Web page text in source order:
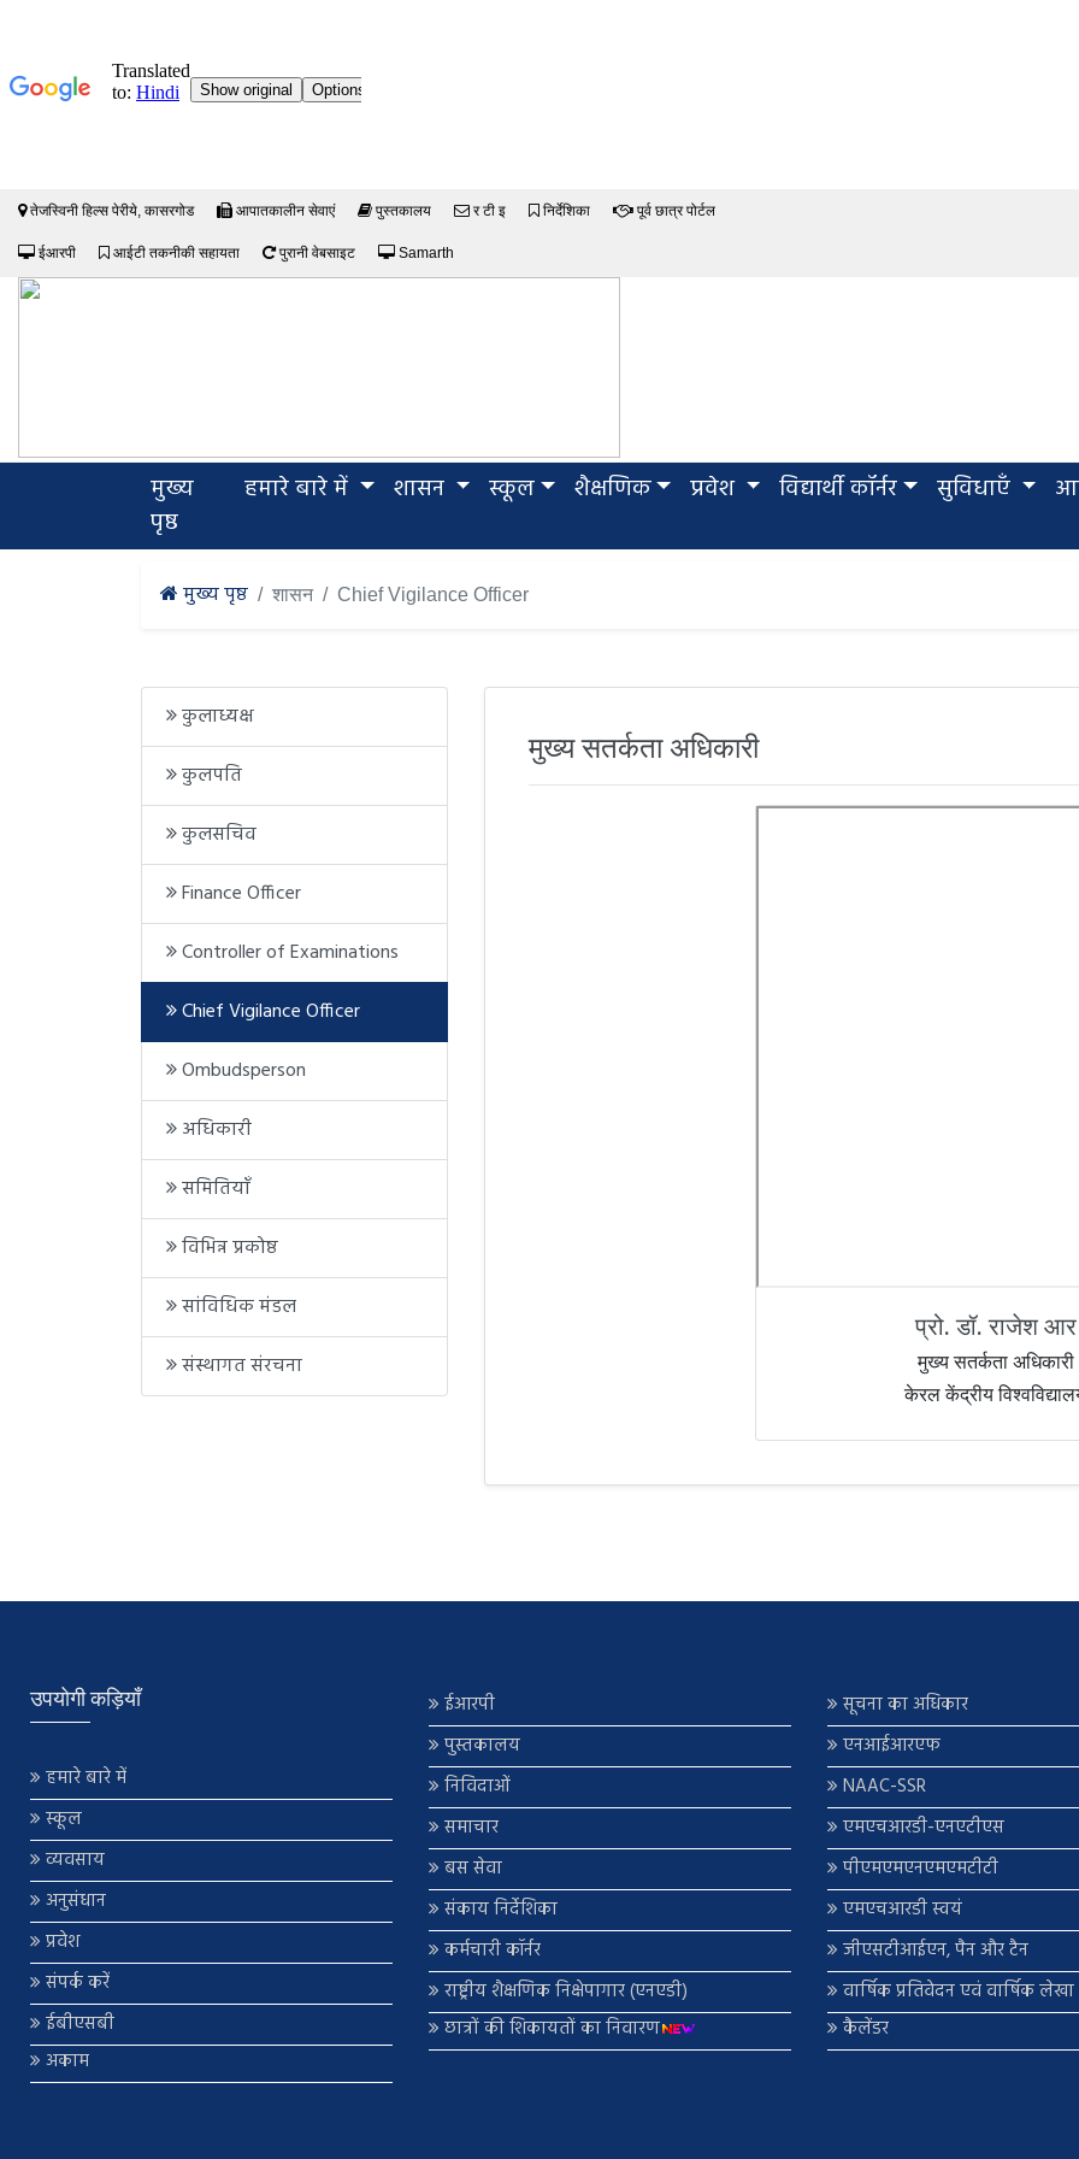
तेजस्विनी हिल्स पेरीये, कासरगोड आपातकालीन सेवाएं पुस्तकालय र टी इ निर्देशिका पूर्व छात्र पोर्टल
ईआरपी आईटी तकनीकी सहायता पुरानी वेबसाइट Samarth
मुख्य
पृष्ठ(current)
हमारे बारे में शासन स्कूल शैक्षणिक प्रवेश विद्यार्थी कॉर्नर सुविधाएँ
मुख्य पृष्ठ शासन Chief Vigilance Officer
कुलाध्यक्ष
कुलपति
कुलसचिव
Finance Officer
Controller of Examinations
Chief Vigilance Officer
Ombudsperson
अधिकारी
समितियाँ
विभिन्न प्रकोष्ठ
सांविधिक मंडल
संस्थागत संरचना
मुख्य सतर्कता अधिकारी
प्रो. डॉ. राजेश आर
मुख्य सतर्कता अधिकारी
केरल केंद्रीय
उपयोगी कड़ियाँ
हमारे बारे में
स्कूल
व्यवसाय
अनुसंधान
प्रवेश
संपर्क करें
ईबीएसबी
अकाम
ईआरपी
पुस्तकालय
निविदाओं
समाचार
बस सेवा
संकाय निर्देशिका
कर्मचारी कॉर्नर
राष्ट्रीय शैक्षणिक निक्षेपागार (एनएडी)
छात्रों की शिकायतों का निवारण
सूचना का अधिकार
एनआईआरएफ
NAAC-SSR
एमएचआरडी-एनएटीएस
पीएमएमएनएमएमटीटी
एमएचआरडी स्वयं
जीएसटीआईएन, पैन और टैन
वार्षिक प्रतिवेदन एवं वार्षिक
कैलेंडर